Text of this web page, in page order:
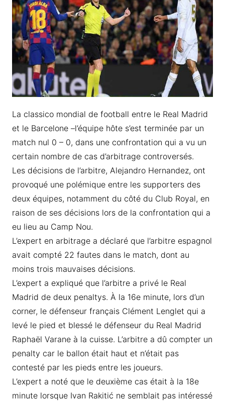
La classico mondial de football entre le Real Madrid
et le Barcelone –l’équipe hôte s’est terminée par un
match nul 0 – 0, dans une confrontation qui a vu un
certain nombre de cas d’arbitrage controversés.
Les décisions de l’arbitre, Alejandro Hernandez, ont
provoqué une polémique entre les supporters des
deux équipes, notamment du côté du Club Royal, en
raison de ses décisions lors de la confrontation qui a
eu lieu au Camp Nou.
L’expert en arbitrage a déclaré que l’arbitre espagnol
avait compté 22 fautes dans le match, dont au
moins trois mauvaises décisions.
L’expert a expliqué que l’arbitre a privé le Real
Madrid de deux penaltys. À la 16e minute, lors d’un
corner, le défenseur français Clément Lenglet qui a
levé le pied et blessé le défenseur du Real Madrid
Raphaël Varane à la cuisse. L’arbitre a dû compter un
penalty car le ballon était haut et n’était pas
contesté par les pieds entre les joueurs.
L’expert a noté que le deuxième cas était à la 18e
minute lorsque Ivan Rakitić ne semblait pas intéressé